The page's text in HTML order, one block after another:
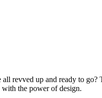
revved up and ready to go?
the power of design.